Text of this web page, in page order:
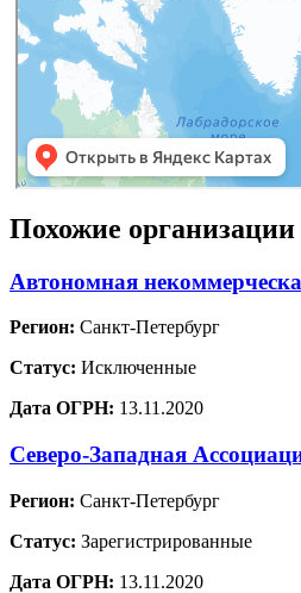
Похожие организации
Автономная
Регион: Санкт-Петербург
Статус: Исключенные
Дата ОГРН: 13.11.2020
Северо-Западная
Регион: Санкт-Петербург
Статус: Зарегистрированные
Дата ОГРН: 13.11.2020